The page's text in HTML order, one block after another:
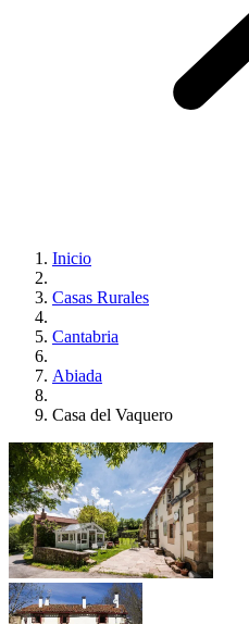
Inicio
Casas Rurales
Cantabria
Abiada
Casa del Vaquero